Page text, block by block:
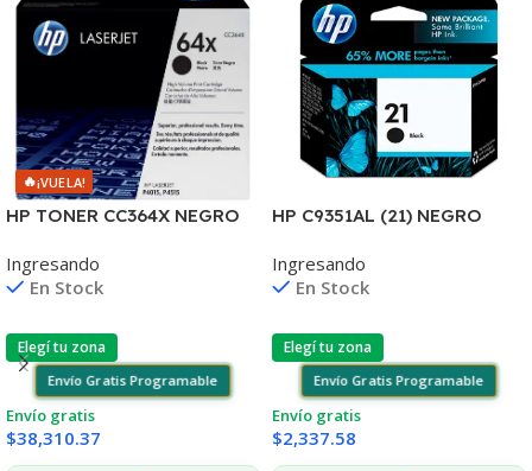
🔥¡VUELA!
HP TONER CC364X NEGRO
COPIAS
Ingresando
En Stock
Elegí tu zona
Envío Gratis Programable
Envío gratis
$38,310.37
HP C9351AL (21) NEGRO
/4355 7ML (D)
Ingresando
En Stock
Elegí tu zona
Envío Gratis Programable
Envío gratis
$2,337.58